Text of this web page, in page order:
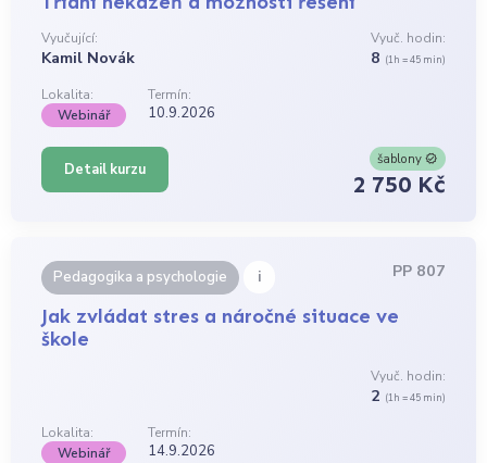
Vyučující:
Kamil Novák
Vyuč. hodin:
8 (1h = 45 min)
Lokalita:
Termín:
Webinář
10.9.2026
Detail kurzu
šablony
2 750 Kč
Pedagogika a psychologie i PP 807
Jak zvládat stres a náročné situace ve
škole
Vyuč. hodin:
2 (1h = 45 min)
Lokalita:
Termín:
Webinář
14.9.2026